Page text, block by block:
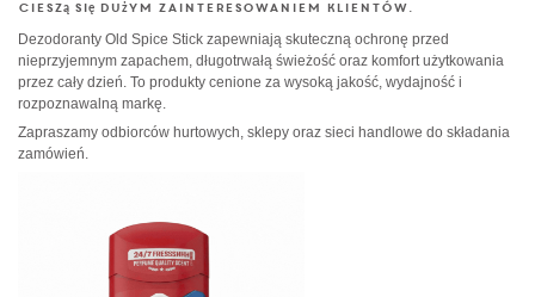
cieszą się dużym zainteresowaniem klientów.
Dezodoranty Old Spice Stick zapewniają skuteczną ochronę przed
nieprzyjemnym zapachem, długotrwałą świeżość oraz komfort użytkowania
przez cały dzień. To produkty cenione za wysoką jakość, wydajność i
rozpoznawalną markę.
Zapraszamy odbiorców hurtowych, sklepy oraz sieci handlowe do składania
zamówień.